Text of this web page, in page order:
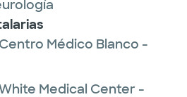
Médico Blanco -
Medical Center -